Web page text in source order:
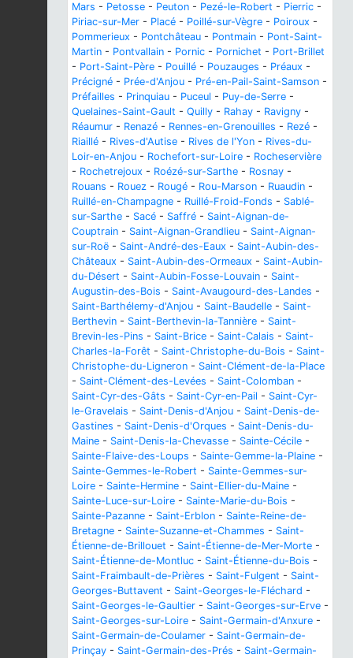
Mars - Petosse - Peuton - Pezé-le-Robert - Pierric -
Piriac-sur-Mer - Placé - Poillé-sur-Vègre - Poiroux -
Pommerieux - Pontchâteau - Pontmain - Pont-Saint-
Martin - Pontvallain - Pornic - Pornichet - Port-Brillet
- Port-Saint-Père - Pouillé - Pouzauges - Préaux -
Précigné - Prée-d'Anjou - Pré-en-Pail-Saint-Samson -
Préfailles - Prinquiau - Puceul - Puy-de-Serre -
Quelaines-Saint-Gault - Quilly - Rahay - Ravigny -
Réaumur - Renazé - Rennes-en-Grenouilles - Rezé -
Riaillé - Rives-d'Autise - Rives de l'Yon - Rives-du-
Loir-en-Anjou - Rochefort-sur-Loire - Rocheservière
- Rochetrejoux - Roézé-sur-Sarthe - Rosnay -
Rouans - Rouez - Rougé - Rou-Marson - Ruaudin -
Ruillé-en-Champagne - Ruillé-Froid-Fonds - Sablé-
sur-Sarthe - Sacé - Saffré - Saint-Aignan-de-
Couptrain - Saint-Aignan-Grandlieu - Saint-Aignan-
sur-Roë - Saint-André-des-Eaux - Saint-Aubin-des-
Châteaux - Saint-Aubin-des-Ormeaux - Saint-Aubin-
du-Désert - Saint-Aubin-Fosse-Louvain - Saint-
Augustin-des-Bois - Saint-Avaugourd-des-Landes -
Saint-Barthélemy-d'Anjou - Saint-Baudelle - Saint-
Berthevin - Saint-Berthevin-la-Tannière - Saint-
Brevin-les-Pins - Saint-Brice - Saint-Calais - Saint-
Charles-la-Forêt - Saint-Christophe-du-Bois - Saint-
Christophe-du-Ligneron - Saint-Clément-de-la-Place
- Saint-Clément-des-Levées - Saint-Colomban -
Saint-Cyr-des-Gâts - Saint-Cyr-en-Pail - Saint-Cyr-
le-Gravelais - Saint-Denis-d'Anjou - Saint-Denis-de-
Gastines - Saint-Denis-d'Orques - Saint-Denis-du-
Maine - Saint-Denis-la-Chevasse - Sainte-Cécile -
Sainte-Flaive-des-Loups - Sainte-Gemme-la-Plaine -
Sainte-Gemmes-le-Robert - Sainte-Gemmes-sur-
Loire - Sainte-Hermine - Saint-Ellier-du-Maine -
Sainte-Luce-sur-Loire - Sainte-Marie-du-Bois -
Sainte-Pazanne - Saint-Erblon - Sainte-Reine-de-
Bretagne - Sainte-Suzanne-et-Chammes - Saint-
Étienne-de-Brillouet - Saint-Étienne-de-Mer-Morte -
Saint-Étienne-de-Montluc - Saint-Étienne-du-Bois -
Saint-Fraimbault-de-Prières - Saint-Fulgent - Saint-
Georges-Buttavent - Saint-Georges-le-Fléchard -
Saint-Georges-le-Gaultier - Saint-Georges-sur-Erve -
Saint-Georges-sur-Loire - Saint-Germain-d'Anxure -
Saint-Germain-de-Coulamer - Saint-Germain-de-
Prinçay - Saint-Germain-des-Prés - Saint-Germain-